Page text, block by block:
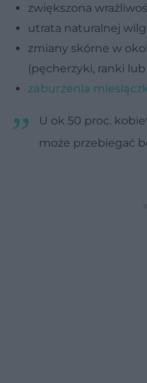
zwiększona
utrata naturalnej
zmiany skórne w
(pęcherzyki, ranki
zaburzenia
U ok 50 proc.
może przebiegać